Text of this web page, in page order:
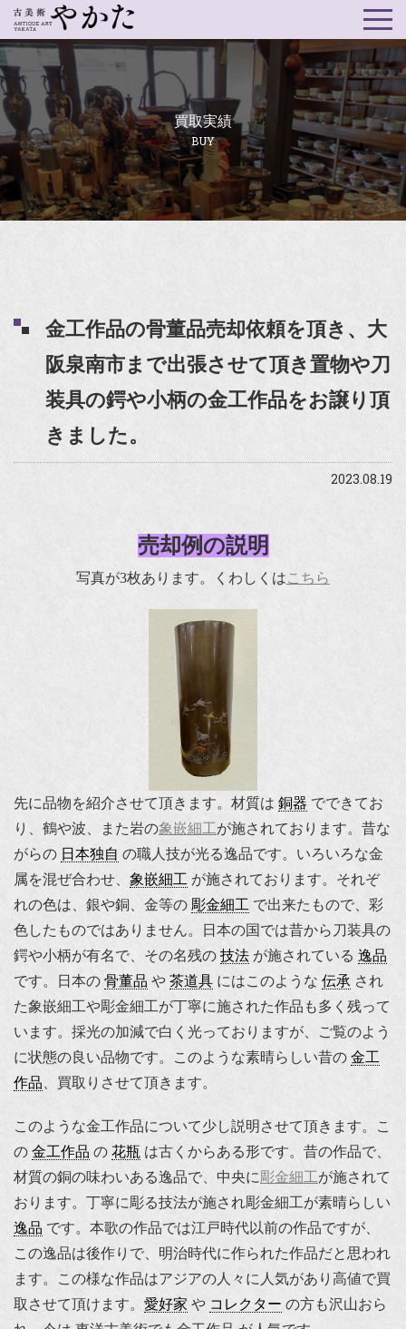
買取実績
BUY
金工作品の骨董品売却依頼を頂き、大
阪泉南市まで出張させて頂き置物や刀
装具の鍔や小柄の金工作品をお譲り頂
きました。
2023.08.19
売却例の説明
写真が3枚あります。くわしくはこちら
先に品物を紹介させて頂きます。材質は 銅器 でできてお
り、鶴や波、また岩の象嵌細工が施されております。昔な
がらの 日本独自 の職人技が光る逸品です。いろいろな金
属を混ぜ合わせ、 象嵌細工 が施されております。それぞ
れの色は、銀や銅、金等の 彫金細工 で出来たもので、彩
色したものではありません。日本の国では昔から刀装具の
鍔や小柄が有名で、その名残の 技法 が施されている 逸品
です。日本の 骨董品 や 茶道具 にはこのような 伝承 され
た象嵌細工や彫金細工が丁寧に施された作品も多く残って
います。採光の加減で白く光っておりますが、ご覧のよう
に状態の良い品物です。このような素晴らしい昔の 金工
作品 、買取りさせて頂きます。
このような金工作品について少し説明させて頂きます。こ
の 金工作品 の 花瓶 は古くからある形です。昔の作品で、
材質の銅の味わいある逸品で、中央に 彫金細工が施されて
おります。丁寧に彫る技法が施され彫金細工が素晴らしい
逸品 です。本歌の作品では江戸時代以前の作品ですが、
この逸品は後作りで、明治時代に作られた作品だと思われ
ます。この様な作品はアジアの人々に人気があり高値で買
取させて頂けます。 愛好家 や コレクター の方も沢山おら